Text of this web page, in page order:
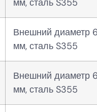
мм, сталь S355
Внешний диаметр
мм, сталь S355
Внешний диаметр
мм, сталь S355